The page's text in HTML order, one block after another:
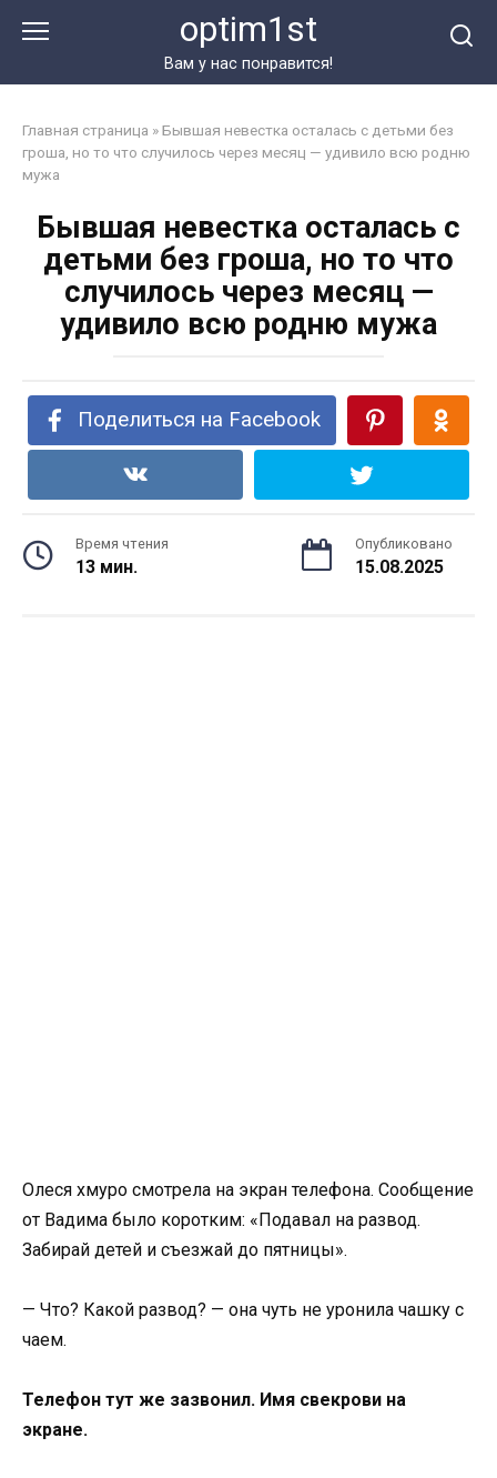
optim1st
Вам у нас понравится!
Главная страница »Бывшая невестка осталась с детьми без
гроша, но то что случилось через месяц — удивило всю родню
мужа
Бывшая невестка осталась с
детьми без гроша, но то что
случилось через месяц —
удивило всю родню мужа
Поделиться на Facebook
Время чтения
13 мин.
Опубликовано
15.08.2025
Олеся хмуро смотрела на экран телефона. Сообщение
от Вадима было коротким: «Подавал на развод.
Забирай детей и съезжай до пятницы».
— Что? Какой развод? — она чуть не уронила чашку с
чаем.
Телефон тут же зазвонил. Имя свекрови на
экране.